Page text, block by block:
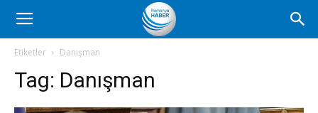
Romanya
Haber
Etiketler Danışman
Tag: Danışman